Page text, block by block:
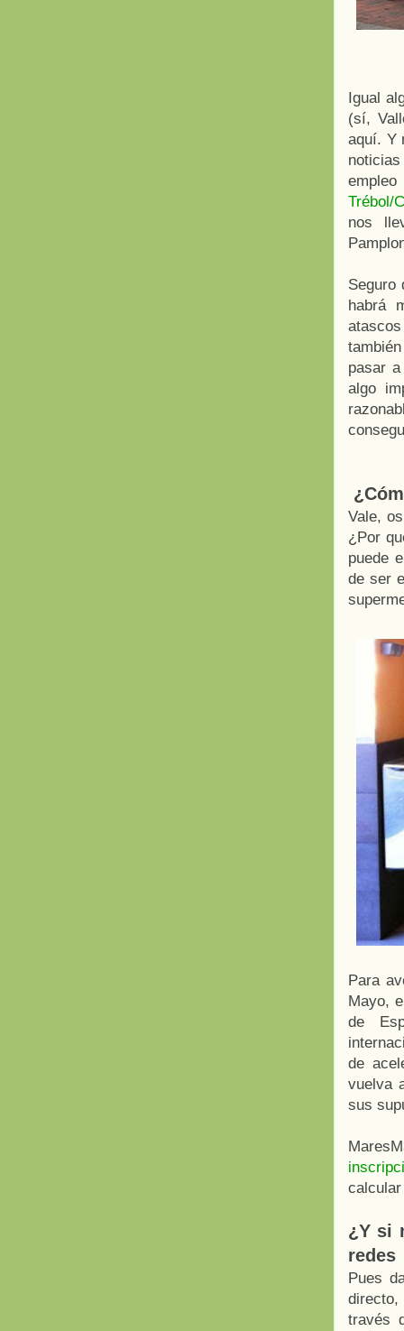
Igual
(sí,
aquí. Y
Trébol/
nos
Seguro
habrá
pasar
algo
Vale,
¿Por
puede
de ser
Para
Mayo,
de
de
vuelva
sus
¿Y si
redes
Pues
través